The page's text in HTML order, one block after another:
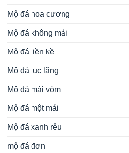
Mộ đá hoa cương
Mộ đá không mái
Mộ đá liền kề
Mộ đá lục lăng
Mộ đá mái vòm
Mộ đá một mái
Mộ đá xanh rêu
mộ đá đơn